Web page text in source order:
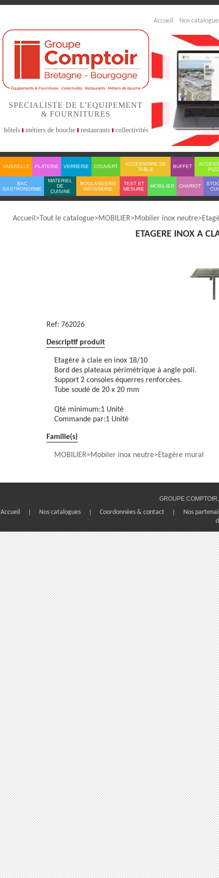
Accueil Nos
SPECIALISTE DE L'EQUIPEMENT
& FOURNITURES
hôtels métiers de bouche restaurants collectivités
VAISSELLE PLATERIE VERRERIE COUVERT
ACCESSOIRE DE
TABLE
BUFFET
BAC
GASTRONORME
MATERIEL
DE
CUISINE
BOULANGERIE
PATISSERIE
TEST ET
MESURE
MOBILIER CHARIOT
Accueil Tout le catalogue MOBILIER Mobiler inox neutre
ETAGERE INOX A
Ref: 762026
Descriptif produit
Etagère à claie en inox 18/10
Bord des plateaux périmétrique à angle poli.
Support 2 consoles équerres renforcées.
Tube soudé de 20 x 20 mm
Qté minimum:1 Unité
Commande par:1 Unité
Famille(s)
MOBILIER Mobiler inox neutre Etagère mural
GROUPE
Accueil Nos catalogues Coordonnées & contact
Nos